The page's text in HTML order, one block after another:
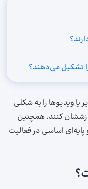
تشکیل می‌دهند؟
ویدیوها را به شکلی
کنند. همچنین
اساسی در فعالیت